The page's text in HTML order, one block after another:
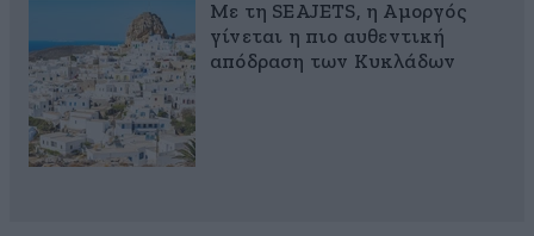
Με τη SEAJETS, η Αμοργός
γίνεται η πιο αυθεντική
απόδραση των Κυκλάδων